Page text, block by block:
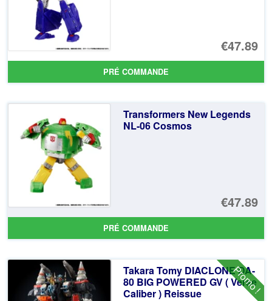
€47.89
PRÉ COMMANDE
Transformers New Legends
NL-06 Cosmos
€47.89
PRÉ COMMANDE
Promo !
Takara Tomy DIACLONE DA-
80 BIG POWERED GV ( Verse
Caliber ) Reissue